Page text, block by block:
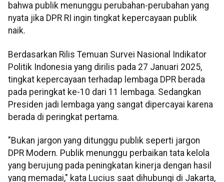
bahwa publik menunggu perubahan-perubahan yang
nyata jika DPR RI ingin tingkat kepercayaan publik
naik.
Berdasarkan Rilis Temuan Survei Nasional Indikator
Politik Indonesia yang dirilis pada 27 Januari 2025,
tingkat kepercayaan terhadap lembaga DPR berada
pada peringkat ke-10 dari 11 lembaga. Sedangkan
Presiden jadi lembaga yang sangat dipercayai karena
berada di peringkat pertama.
"Bukan jargon yang ditunggu publik seperti jargon
DPR Modern. Publik menunggu perbaikan tata kelola
yang berujung pada peningkatan kinerja dengan hasil
yang memadai," kata Lucius saat dihubungi di Jakarta,